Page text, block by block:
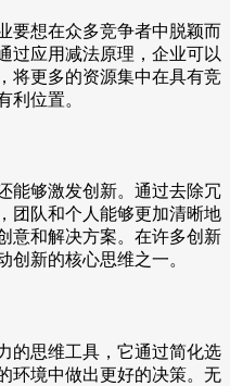
要想在众多竞争者中脱颖而
过应用减法原理，企业可以
将更多的资源集中在具有竞
利位置。
能够激发创新。通过去除冗
团队和个人能够更加清晰地
意和解决方案。在许多创新
创新的核心思维之一。
的思维工具，它通过简化选
环境中做出更好的决策。无